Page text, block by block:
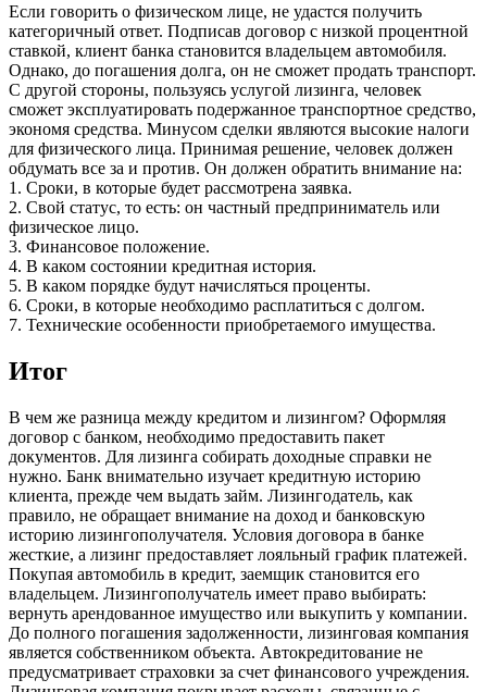
Если говорить о физическом лице, не удастся получить
категоричный ответ. Подписав договор с низкой процентной
ставкой, клиент банка становится владельцем автомобиля.
Однако, до погашения долга, он не сможет продать транспорт.
С другой стороны, пользуясь услугой лизинга, человек
сможет эксплуатировать подержанное транспортное средство,
экономя средства. Минусом сделки являются высокие налоги
для физического лица. Принимая решение, человек должен
обдумать все за и против. Он должен обратить внимание на:
1. Сроки, в которые будет рассмотрена заявка.
2. Свой статус, то есть: он частный предприниматель или
физическое лицо.
3. Финансовое положение.
4. В каком состоянии кредитная история.
5. В каком порядке будут начисляться проценты.
6. Сроки, в которые необходимо расплатиться с долгом.
7. Технические особенности приобретаемого имущества.
Итог
В чем же разница между кредитом и лизингом? Оформляя
договор с банком, необходимо предоставить пакет
документов. Для лизинга собирать доходные справки не
нужно. Банк внимательно изучает кредитную историю
клиента, прежде чем выдать займ. Лизингодатель, как
правило, не обращает внимание на доход и банковскую
историю лизингополучателя. Условия договора в банке
жесткие, а лизинг предоставляет лояльный график платежей.
Покупая автомобиль в кредит, заемщик становится его
владельцем. Лизингополучатель имеет право выбирать:
вернуть арендованное имущество или выкупить у компании.
До полного погашения задолженности, лизинговая компания
является собственником объекта. Автокредитование не
предусматривает страховки за счет финансового учреждения.